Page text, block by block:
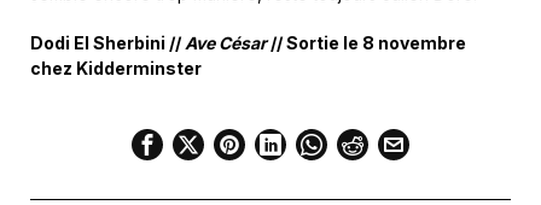
Dodi El Sherbini // Ave César// Sortie le 8 novembre
chez Kidderminster